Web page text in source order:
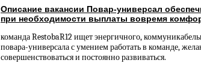
Описание вакансии Повар-универсал
при необходимости выплаты вовремя
команда RestobaR12 ищет энергичного,
повара-универсала с умением работать в команде,
совершенствоваться и постоянно развиваться.